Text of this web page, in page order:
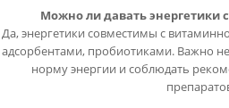
Можно ли давать энергетики
Да, энергетики совместимы с
адсорбентами, пробиотиками. Важно
норму энергии и соблюдать